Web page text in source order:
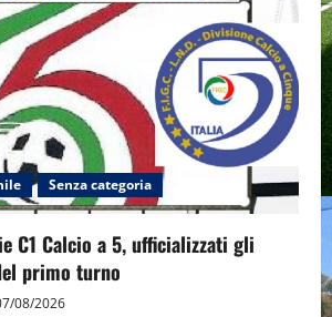
Senza categoria
C1 Calcio a 5, ufficializzati gli
primo turno
08/2026